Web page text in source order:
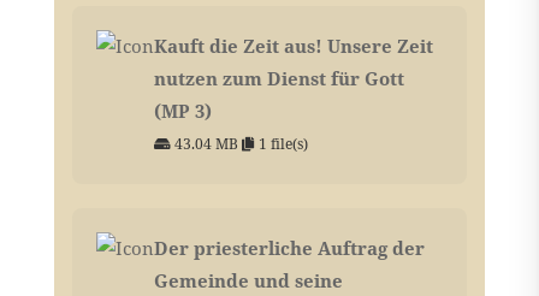
Kauft die Zeit aus! Unsere Zeit
nutzen zum Dienst für Gott
(MP 3)
43.04 MB 1 file(s)
Der priesterliche Auftrag der
Gemeinde und seine